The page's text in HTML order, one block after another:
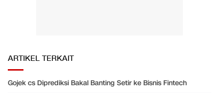
ARTIKEL TERKAIT
Gojek cs Diprediksi Bakal Banting Setir ke Bisnis Fintech